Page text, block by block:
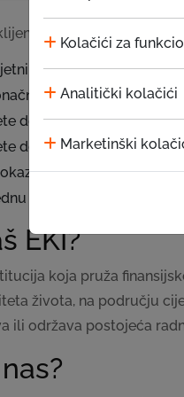
Kolačići za
Analitički kolačići
Marketinški
MKD EKI, potrebno je:
otplate kredita
dokaz o mjestu
dokaz o sjedištu firme u
postojanje
kreditnu istoriju
EKI?
koja pruža
života, na području
ili održava postojeća